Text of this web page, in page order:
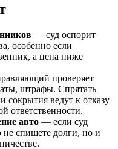
— суд оспорит
особенно если
а цена ниже
проверяет
штрафы. Спрятать
ведут к отказу
ответственности.
авто — если суд
не спишете долги, но и